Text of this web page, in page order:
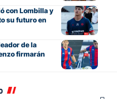
con Lombilla y
su futuro en
de la
firmarán